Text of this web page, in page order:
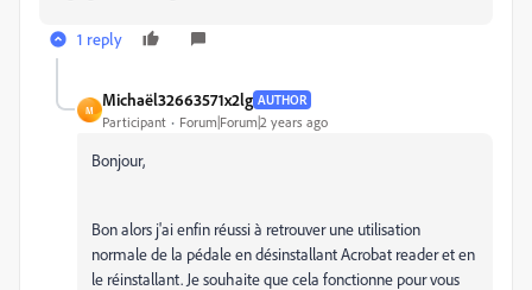
1 reply
M
Michaël32663571x2lg AUTHOR
Participant Forum|Forum|2 years ago
Bonjour,
Bon alors j'ai enfin réussi à retrouver une utilisation
normale de la pédale en désinstallant Acrobat reader et en
le réinstallant. Je souhaite que cela fonctionne pour vous